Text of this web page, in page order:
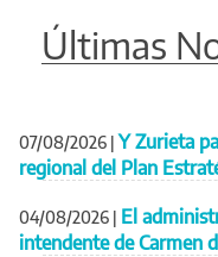
Últimas
07/08/2026 | Y Zurieta
regional del Plan
04/08/2026 | El
intendente de Carmen